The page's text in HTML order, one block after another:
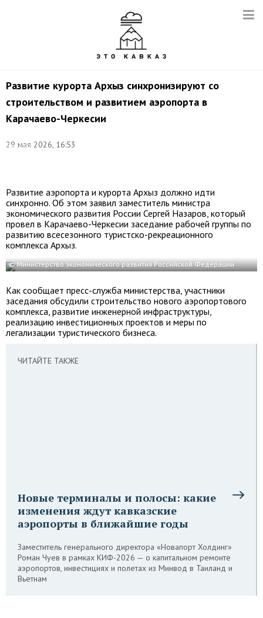
Развитие курорта Архыз синхронизируют со
строительством и развитием аэропорта в
Карачаево-Черкесии
29 мая 2026, 16:53
Дмитрий
Развитие аэропорта и курорта Архыз должно идти
синхронно. Об этом заявил заместитель министра
экономического развития России Сергей Назаров, который
провел в Карачаево-Черкесии заседание рабочей группы по
развитию всесезонного туристско-рекреационного
комплекса Архыз.
© Министерствоэкономического развитияРоссийской Федерации
Как сообщает пресс-служба министерства, участники
заседания обсудили строительство нового аэропортового
комплекса, развитие инженерной инфраструктуры,
реализацию инвестиционных проектов и меры по
легализации туристического бизнеса.
ЧИТАЙТЕ ТАКЖЕ
Новые терминалы и полосы: какие
изменения ждут кавказские
аэропорты в ближайшие годы
Заместитель генерального директора «Новапорт Холдинг»
Роман Чуев в рамках КИФ-2026 — о капитальном ремонте
аэропортов, инвестициях и полетах из Минвод в Таиланд и
Вьетнам